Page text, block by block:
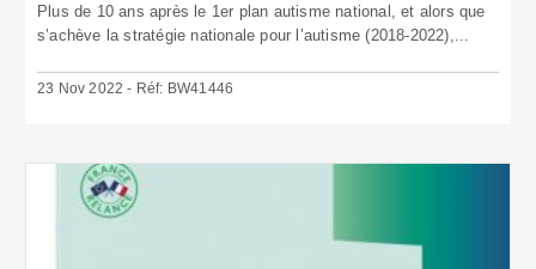
Plus de 10 ans après le 1er plan autisme national, et alors que
s’achève la stratégie nationale pour l’autisme (2018-2022),...
23 Nov 2022 - Réf: BW41446